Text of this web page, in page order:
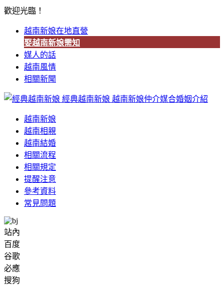
歡迎光臨！
越南新娘在地直營
娶越南新娘需知
媒人的話
越南風情
相關新聞
經典越南新娘 越南新娘仲介媒合婚姻介紹
越南新娘
越南相親
越南結婚
相關流程
相關規定
提醒注意
參考資料
常見問題
站內
百度
谷歌
必應
搜狗